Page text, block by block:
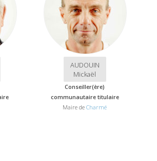
AUDOUIN
Mickaël
Conseiller(ère)
communautaire titulaire
Maire deCharmé